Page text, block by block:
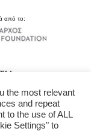
από το:
the most relevant
and repeat
to the use of ALL
Settings" to